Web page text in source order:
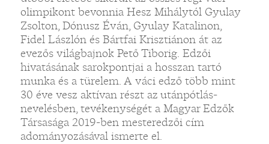
olimpikont bevonnia Hesz Mihálytól Gyulay
Zsolton, Dónusz Éván, Gyulay Katalinon,
Fidel Lászlón és Bártfai Krisztiánon át az
evezős világbajnok Pető Tiborig. Edzői
hivatásának sarokpontjai a hosszan tartó
munka és a türelem. A váci edző több mint
30 éve vesz aktívan részt az utánpótlás-
nevelésben, tevékenységét a Magyar Edzők
Társasága 2019-ben mesteredzői cím
adományozásával ismerte el.